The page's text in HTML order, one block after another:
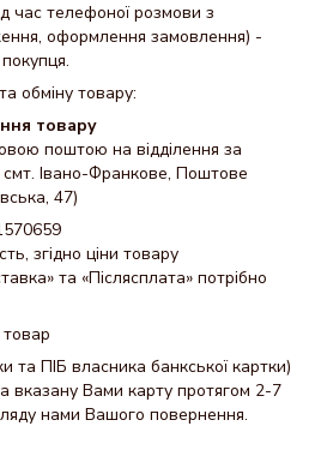
час телефоної розмови з
оформлення замовлення) -
обміну товару:
товару
поштою на відділення за
Івано-Франкове, Поштове
47)
згідно ціни товару
та «Післясплата» потрібно
та ПІБ власника банкської картки)
вказану Вами карту протягом 2-7
нами Вашого повернення.